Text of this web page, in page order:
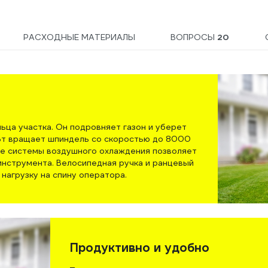
РАСХОДНЫЕ МАТЕРИАЛЫ ВОПРОСЫ 20
участка. Он подровняет газон и уберет
вращает шпиндель со скоростью до 8000
системы воздушного охлаждения позволяет
Велосипедная ручка и ранцевый
на спину оператора.
Продуктивно и удобно